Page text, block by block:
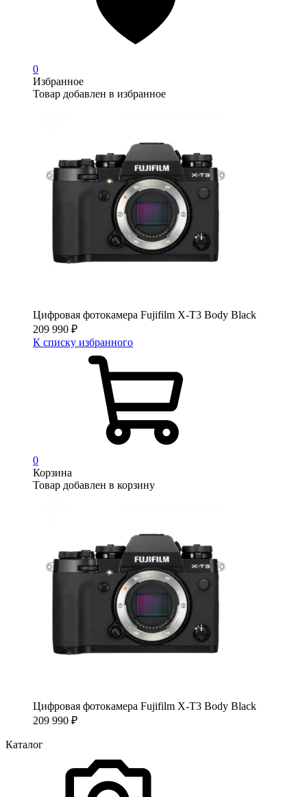
0
Избранное
Товар добавлен в избранное
Цифровая фотокамера Fujifilm X-T3 Body Black
209 990 ₽
К списку избранного
0
Корзина
Товар добавлен в корзину
Цифровая фотокамера Fujifilm X-T3 Body Black
209 990 ₽
Каталог